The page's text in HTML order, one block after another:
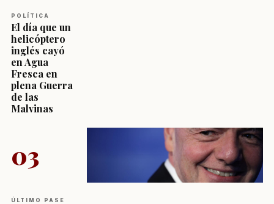
POLÍTICA
El día que un
helicóptero
inglés cayó
en Agua
Fresca en
plena Guerra
de las
Malvinas
03
ÚLTIMO PASE